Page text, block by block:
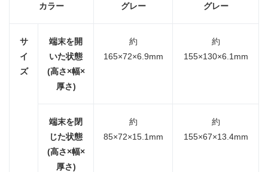
カラー グレー グレー
サ
イ
ズ
端末を開
いた状態
(高さ×幅×
厚さ)
約
165×72×6.9mm
約
155×130×6.1mm
端末を閉
じた状態
(高さ×幅×
厚さ)
約
85×72×15.1mm
約
155×67×13.4mm